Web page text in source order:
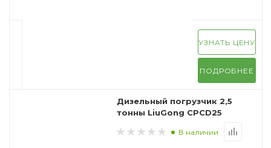
УЗНАТЬ ЦЕНУ
ПОДРОБНЕЕ
Дизельный погрузчик 2,5
тонны LiuGong CPCD25
В наличии